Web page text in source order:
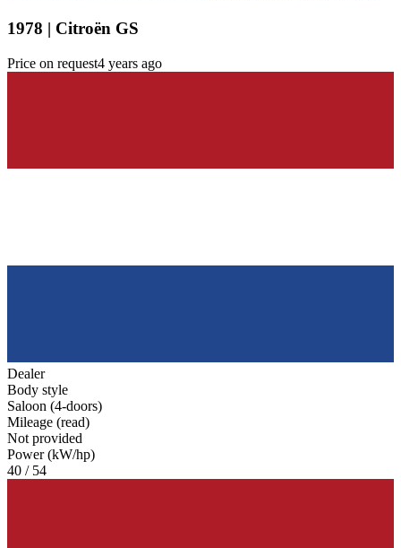
1978 | Citroën GS
Price on request4 years ago
Dealer
Body style
Saloon (4-doors)
Mileage (read)
Not provided
Power (kW/hp)
40 / 54